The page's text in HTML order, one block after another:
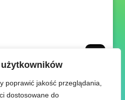
poprawić jakość przeglądania,
dostosowane do